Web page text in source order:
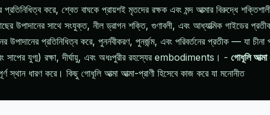
প্রতিনিধিত্ব করে, শ্বেত বাঘকে প্রায়শই মৃতদের রক্ষক এবং মন্দ আত্মার বিরুদ্ধে
উপাদানের সাথে সংযুক্ত, নীল ড্রাগন শক্তি, গুণাবলী, এবং আধ্যাত্মিক গাইডের
উপাদানের প্রতিনিধিত্ব করে, পুনর্নবীকরণ, পুনর্জন্ম, এবং পরিবর্তনের প্রতীক — যা
সাপের যুগ্ম) রক্ষা, দীর্ঘায়ু, এবং অধঃপুরীর রহস্যের embodiments। - গোধূলি
ধারণ করে। কিছু গোধূলি আত্মা আত্মা-প্রাণী হিসেবে কাজ করে যা মনোনীত